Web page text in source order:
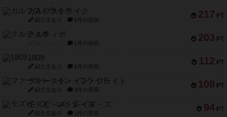
217 PT
ガルフストライク
紹介文あり 1件の投稿
203 PT
クルティボ
1件の投稿
112 PT
1809
紹介文あり 1件の投稿
108 PT
ファースト・イン・フライト
紹介文あり 3件の投稿
94 PT
モズビ－ズ・レイダ－ズ
紹介文あり 1件の投稿